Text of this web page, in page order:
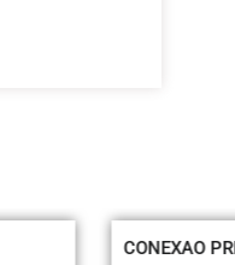
CONEXAO